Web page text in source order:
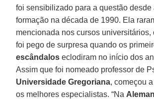
foi sensibilizado para a questão desde
formação na década de 1990. Ela
mencionada nos cursos universitários,
foi pego de surpresa quando os
escândalos eclodiram no início dos
Assim que foi nomeado professor de
Universidade Gregoriana, começou
os melhores especialistas. “Na